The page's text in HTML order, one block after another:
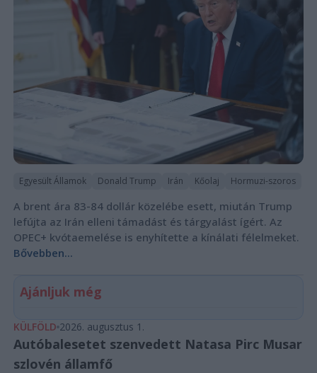
Egyesült Államok Donald Trump Irán Kőolaj Hormuzi-szoros
A brent ára 83-84 dollár közelébe esett, miután Trump
lefújta az Irán elleni támadást és tárgyalást ígért. Az
OPEC+ kvótaemelése is enyhítette a kínálati félelmeket.
Bővebben...
Ajánljuk még
KÜLFÖLD 2026. augusztus 1.
Autóbalesetet szenvedett Natasa Pirc Musar
szlovén államfő